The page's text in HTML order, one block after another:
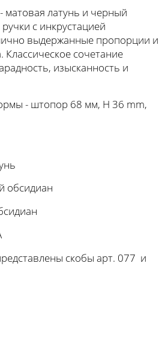
латунь и черный
с инкрустацией
выдержанные пропорции и
Классическое сочетание
изысканность и
- штопор 68 мм, H 36 mm,
обсидиан
скобы арт. 077 и